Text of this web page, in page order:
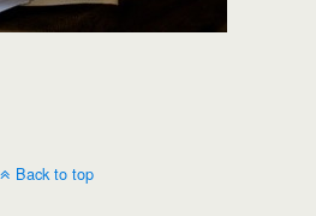
Back to top